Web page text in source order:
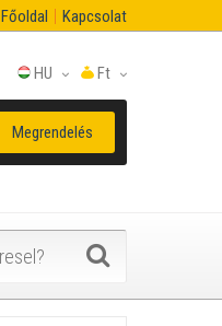
Főoldal Kapcsolat
Ft
HU
Megrendelés